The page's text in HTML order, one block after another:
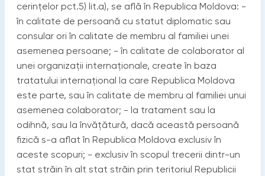
cerinţelor pct.5) lit.a), se află în Republica Moldova: -
în calitate de persoană cu statut diplomatic sau
consular ori în calitate de membru al familiei unei
asemenea persoane; - în calitate de colaborator al
unei organizaţii internaţionale, create în baza
tratatului internaţional la care Republica Moldova
este parte, sau în calitate de membru al familiei unui
asemenea colaborator; - la tratament sau la
odihnă, sau la învăţătură, dacă această persoană
fizică s-a aflat în Republica Moldova exclusiv în
aceste scopuri; - exclusiv în scopul trecerii dintr-un
stat străin în alt stat străin prin teritoriul Republicii